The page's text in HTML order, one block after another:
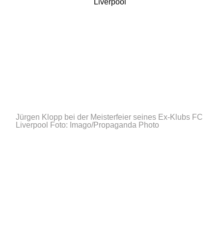
Jürgen Klopp bei der Meisterfeier seines Ex-Klubs FC
Liverpool
Foto: Imago/Propaganda Photo